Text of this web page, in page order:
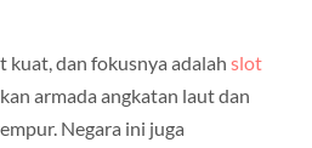
dan fokusnya adalah slot
armada angkatan laut dan
Negara ini juga